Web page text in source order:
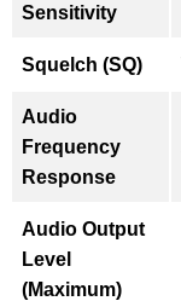
Sensitivity
Squelch (SQ)
Audio
Frequency
Response
Audio Output
Level
(Maximum)